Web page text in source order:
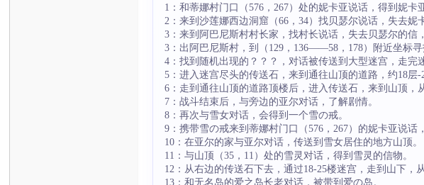
1：和蒂娜村门口（576，267）处的妮卡亚说话，得到妮卡
2：来到沙莲娜西边洞窟（66，34）找贝瑟尔说话，失去
3：来到阿巴尼斯村村长家，找村长说话，失去贝瑟尔的信
3：出阿巴尼斯村，到（129，136——58，178）附近坐标寻
4：找到随机出现的？？？，对话被传送到大型迷宫，走完
5：进入迷宫尽头的传送石，来到通往山顶的道路，约18层-
6：走到通往山顶的道路顶楼后，进入传送石，来到山顶，
7：战斗结束后，与旁边的亚尔对话，了解剧情。
8：再次与雪女对话，会得到一个雪の戒。
9：携带雪の戒来到蒂娜村门口（576，267）的妮卡亚说话
10：在亚尔的家与亚尔对话，传送到雪女居住的地方山顶。
11：与山顶（35，11）处的雪灵对话，得到雪灵的信物。
12：从右边的传送石下去，通过18-25楼迷宫，走到山下，
13：和无名岛的爱之岛长老对话，被带到爱の岛。